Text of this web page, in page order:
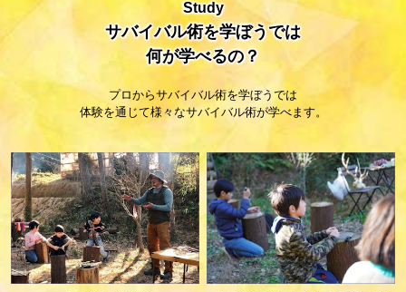
Study
サバイバル術を学ぼうでは
何が学べるの？
プロからサバイバル術を学ぼうでは
体験を通じて様々なサバイバル術が学べます。